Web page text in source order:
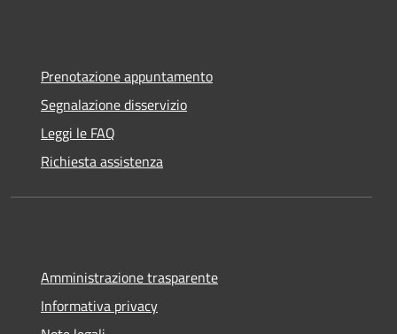
Prenotazione appuntamento
Segnalazione disservizio
Leggi le FAQ
Richiesta assistenza
Amministrazione trasparente
Informativa privacy